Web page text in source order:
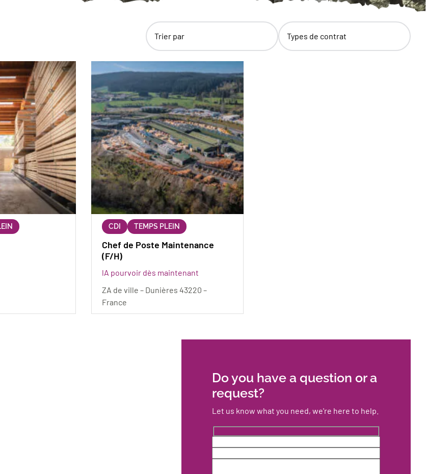
Trier par Types de contrat
CDI TEMPS PLEIN
Chef de Poste Maintenance
(F/H)
A pourvoir dès maintenant
ZA de ville – Dunières 43220 –
France
Do you have a question or a
request?
Let us know what you need, we're here to help.